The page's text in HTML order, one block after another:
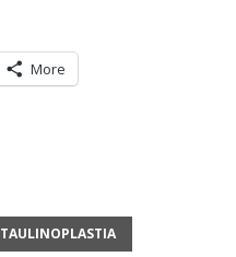
More
TAULINOPLASTIA